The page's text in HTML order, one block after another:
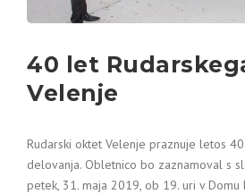
40 let
Velenje
Rudarski oktet Velenje praznuje letos
delovanja. Obletnico bo zaznamoval s
petek, 31. maja 2019, ob 19. uri v Domu